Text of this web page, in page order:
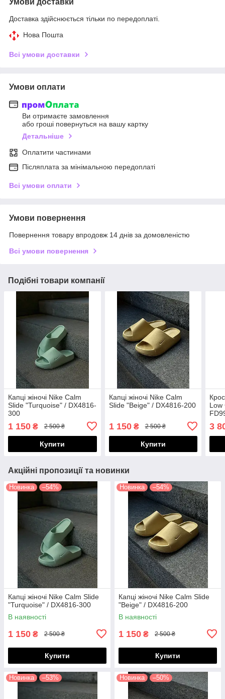
Доставка здійснюється тільки по передоплаті.
Нова Пошта
Всі умови доставки
Умови оплати
Ви отримаєте замовлення
або гроші повернуться на вашу картку
Детальніше
Оплатити частинами
Післяплата за мінімальною передоплаті
Всі умови оплати
Умови повернення
Повернення товару впродовж 14 днів за домовленістю
Всі умови повернення
Подібні товари компанії
Капці жіночі Nike Calm
Slide "Turquoise" / DX4816-
300
1 150 ₴ 2 500 ₴
Купити
Капці жіночі Nike Calm
Slide "Beige" / DX4816-200
1 150₴ 2 500 ₴
Купити
Low
3
Акційні пропозиції та новинки
Новинка –54%
Капці жіночі Nike Calm Slide
"Turquoise" / DX4816-300
В наявності
1 150 ₴ 2 500 ₴
Купити
Новинка –54%
Капці жіночі Nike Calm Slide
"Beige" / DX4816-200
В наявності
1 150 ₴ 2 500 ₴
Купити
Новинка –53% Новинка –50%